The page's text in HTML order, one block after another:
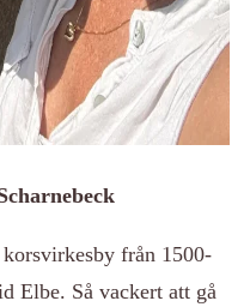
från 1500-
Elbe. Så vackert att gå